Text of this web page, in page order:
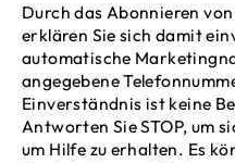
Durch das Abonnieren
erklären Sie sich damit
automatische
angegebene
Einverständnis ist keine
Antworten Sie STOP, um
um Hilfe zu erhalten. Es